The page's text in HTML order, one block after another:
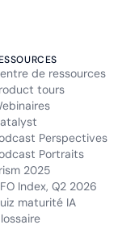
de ressources
tours
Perspectives
Portraits
2025
Index, Q2 2026
maturité IA